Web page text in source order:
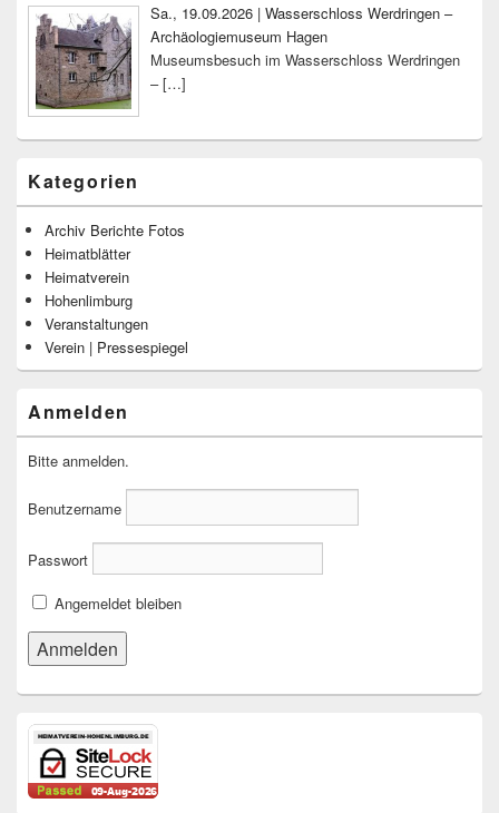
Sa., 19.09.2026 | Wasserschloss Werdringen –
Archäologiemuseum Hagen
Museumsbesuch im Wasserschloss Werdringen
–[…]
Kategorien
Archiv Berichte Fotos
Heimatblätter
Heimatverein
Hohenlimburg
Veranstaltungen
Verein | Pressespiegel
Anmelden
Bitte anmelden.
Benutzername
Passwort
Angemeldet bleiben